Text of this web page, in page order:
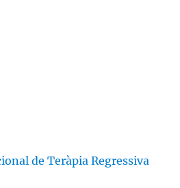
de Teràpia Regressiva